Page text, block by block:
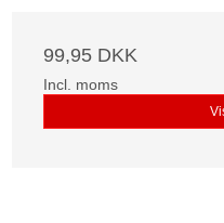
99,95 DKK
Incl. moms